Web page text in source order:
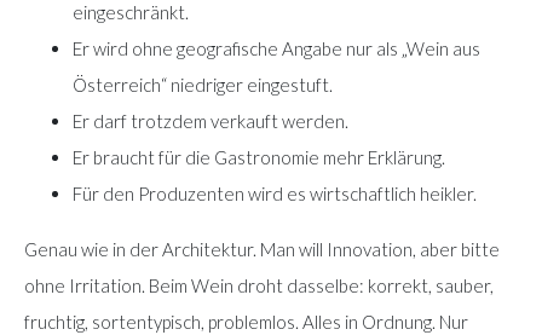
eingeschränkt.
Er wird ohne geografische Angabe nur als „Wein aus
Österreich“ niedriger eingestuft.
Er darf trotzdem verkauft werden.
Er braucht für die Gastronomie mehr Erklärung.
Für den Produzenten wird es wirtschaftlich heikler.
Genau wie in der Architektur. Man will Innovation, aber bitte
ohne Irritation. Beim Wein droht dasselbe: korrekt, sauber,
fruchtig, sortentypisch, problemlos. Alles in Ordnung. Nur